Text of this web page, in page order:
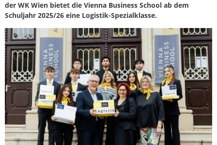
der WK Wien bietet die Vienna Business School ab dem
Schuljahr 2025/26 eine Logistik-Spezialklasse.